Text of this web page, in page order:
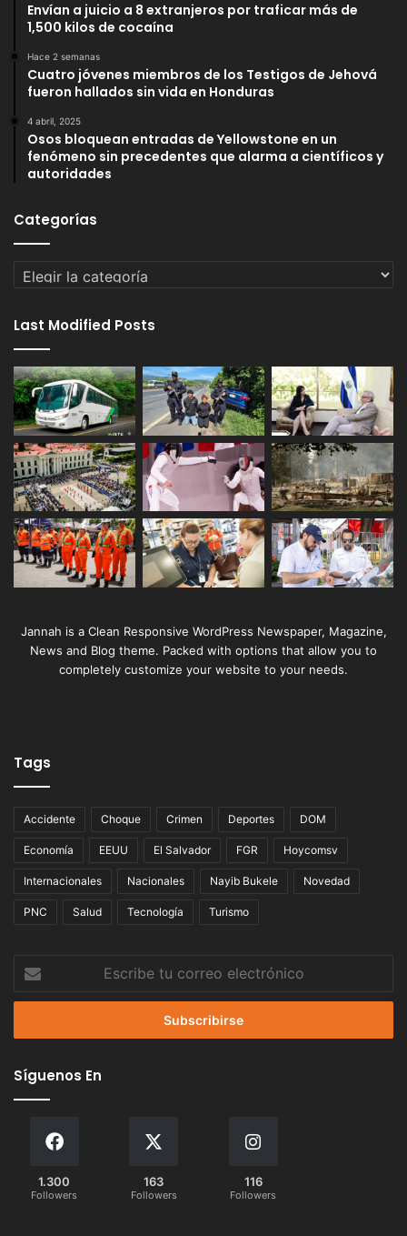
Envían a juicio a 8 extranjeros por traficar más de
1,500 kilos de cocaína
Hace 2 semanas
Cuatro jóvenes miembros de los Testigos de Jehová
fueron hallados sin vida en Honduras
4 abril, 2025
Osos bloquean entradas de Yellowstone en un
fenómeno sin precedentes que alarma a científicos y
autoridades
Categorías
Categorías
Last Modified Posts
Jannah is a Clean Responsive WordPress Newspaper, Magazine,
News and Blog theme. Packed with options that allow you to
completely customize your website to your needs.
Tags
Accidente Choque Crimen Deportes DOM
Economía EEUU El Salvador FGR Hoycomsv
Internacionales Nacionales Nayib Bukele Novedad
PNC Salud Tecnología Turismo
correo
Síguenos En
1.300
Followers
163
Followers
116
Followers